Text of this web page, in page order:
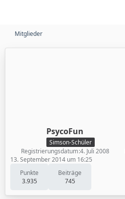
Mitglieder
PsycoFun
Simson-Schüler
Punkte
3.935
Beiträge
745
Registrierungsdatum 4. Juli 2008
13. September 2014 um 16:25